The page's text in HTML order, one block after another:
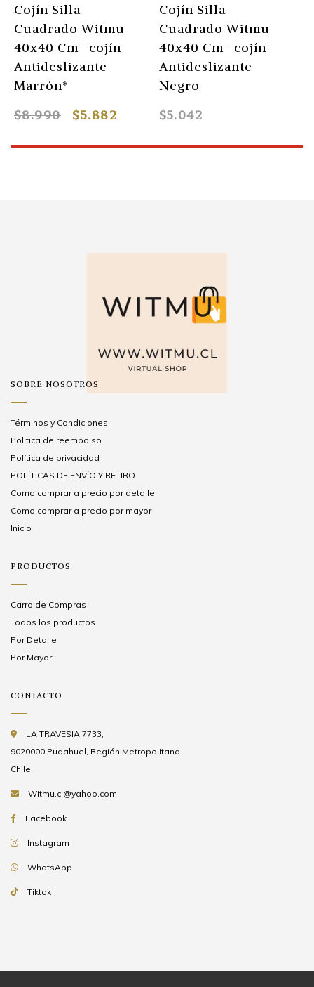
Cojín Silla
Cuadrado Witmu
40x40 Cm -cojín
Antideslizante
Marrón*
$8.990
$5.882
Cojín Silla
Cuadrado Witmu
40x40 Cm -cojín
Antideslizante
Negro
$5.042
SOBRE NOSOTROS
Términos y Condiciones
Politica de reembolso
Política de privacidad
POLÍTICAS DE ENVÍO Y RETIRO
Como comprar a precio por detalle
Como comprar a precio por mayor
Inicio
PRODUCTOS
Carro de Compras
Todos los productos
Por Detalle
Por Mayor
CONTACTO
LA TRAVESIA 7733,
9020000 Pudahuel, Región Metropolitana
Chile
Witmu.cl@yahoo.com
Facebook
Instagram
WhatsApp
Tiktok